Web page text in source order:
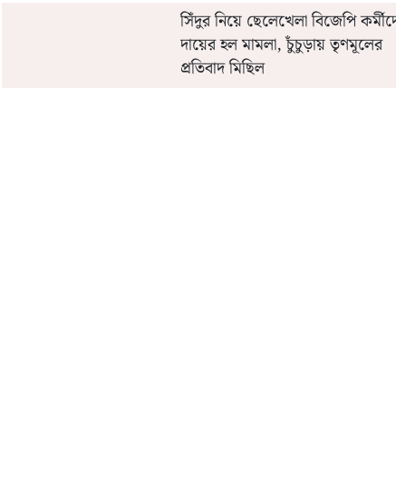
সিঁদুর নিয়ে ছেলেখেলা বিজেপি
দায়ের হল মামলা, চুঁচুড়ায় তৃণমূলের
প্রতিবাদ মিছিল